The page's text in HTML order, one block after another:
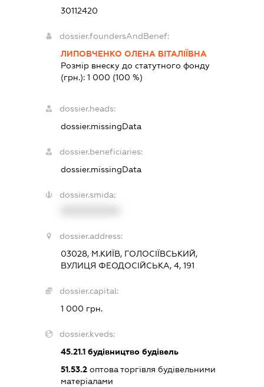
30112420
dossier.foundersAndBenef:
ЛИПОВЧЕНКО ОЛЕНА ВІТАЛІЇВНА
Розмір внеску до статутного фонду
(грн.):1 000 (100 %)
dossier.heads:
dossier.missingData
dossier.beneficiaries:
dossier.missingData
dossier.smida:
dossier.address:
03028, М.КИЇВ, ГОЛОСІЇВСЬКИЙ,
ВУЛИЦЯ ФЕОДОСІЙСЬКА, 4, 191
dossier.capital:
1 000 грн.
dossier.kveds:
45.21.1 будівництво будівель
51.53.2 оптова торгівля будівельними
матеріалами